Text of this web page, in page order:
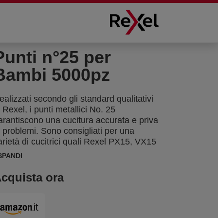
n°25 per
5000pz
secondo gli standard qualitativi
Rexel, i punti metallici No. 25
una cucitura accurata e priva
problemi. Sono consigliati per una
di cucitrici quali Rexel PX15, VX15
ora